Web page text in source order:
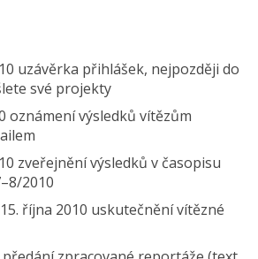
uzávěrka přihlášek, nejpozději do
své projekty
oznámení výsledků vítězům
zveřejnění výsledků v časopisu
2010
října 2010 uskutečnění vítězné